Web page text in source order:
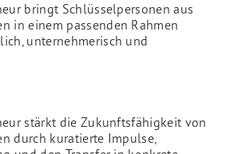
bringt Schlüsselpersonen aus
in einem passenden Rahmen
unternehmerisch und
stärkt die Zukunftsfähigkeit von
durch kuratierte Impulse,